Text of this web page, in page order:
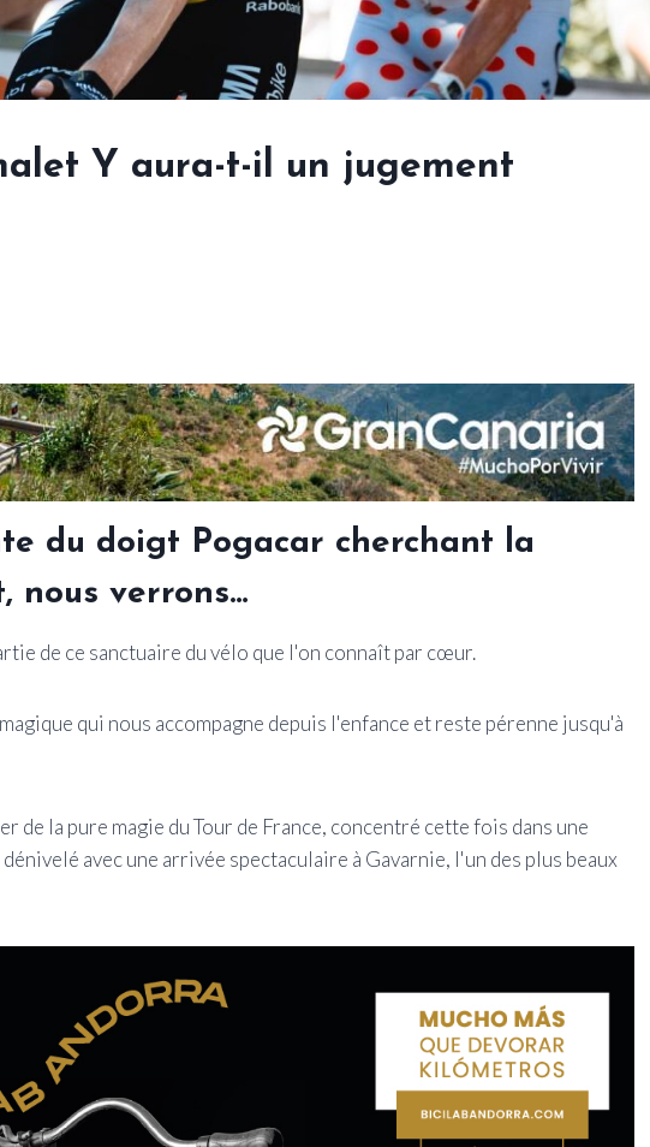
Y aura-t-il un jugement
du doigt Pogacar cherchant la
nous verrons…
de ce sanctuaire du vélo que l'on connaît par cœur.
qui nous accompagne depuis l'enfance et reste pérenne jusqu'à
de la pure magie du Tour de France, concentré cette fois dans une
avec une arrivée spectaculaire à Gavarnie, l'un des plus beaux